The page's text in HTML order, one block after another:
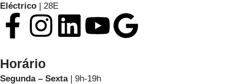
Eléctrico | 28E
Horário
Segunda – Sexta| 9h-19h